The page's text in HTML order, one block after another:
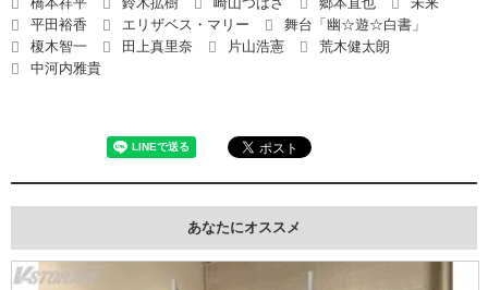
平田裕香
エリザベス・マリー
舞台「幽☆遊☆白書」
榎木智一
田上真里奈 片山浩憲
荒木健太朗
中河内雅貴
あなたにオススメ